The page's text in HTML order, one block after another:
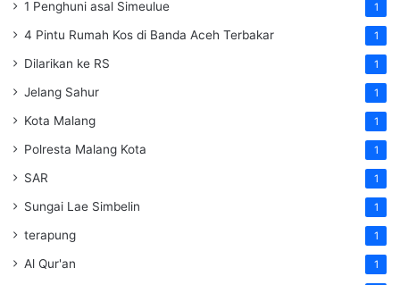
1 Penghuni asal Simeulue 1
4 Pintu Rumah Kos di Banda Aceh Terbakar 1
Dilarikan ke RS 1
Jelang Sahur 1
Kota Malang 1
Polresta Malang Kota 1
SAR 1
Sungai Lae Simbelin 1
terapung 1
Al Qur'an 1